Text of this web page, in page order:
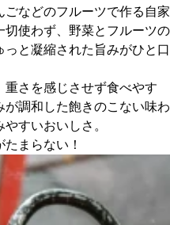
などのフルーツで作る自家
使わず、野菜とフルーツの
と凝縮された旨みがひと口
さを感じさせず食べやす
調和した飽きのこない味わ
すいおいしさ。
まらない！